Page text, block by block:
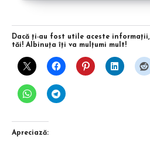
Dacă ţi-au fost utile aceste
tăi! Albinuţa îţi va mulţumi mult!
Apreciază: